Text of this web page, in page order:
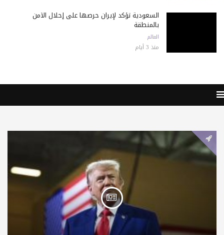
السعودية تؤكد لإيران حرصها على إحلال الأمن
بالمنطقة
العالم
منذ 3 أيام